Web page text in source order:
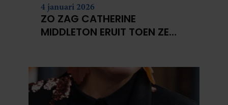
4 januari 2026
ZO ZAG CATHERINE
MIDDLETON ERUIT TOEN ZE